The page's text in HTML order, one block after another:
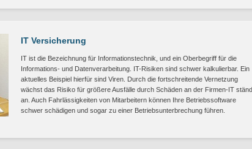
IT Versicherung
IT ist die Bezeichnung für Informationstechnik, und ein Oberbegriff für die
Informations- und Datenverarbeitung. IT-Risiken sind schwer kalkulierbar. Ein
aktuelles Beispiel hierfür sind Viren. Durch die fortschreitende Vernetzung
wächst das Risiko für größere Ausfälle durch Schäden an der Firmen-IT
an. Auch Fahrlässigkeiten von Mitarbeitern können Ihre Betriebssoftware
schwer schädigen und sogar zu einer Betriebsunterbrechung führen.